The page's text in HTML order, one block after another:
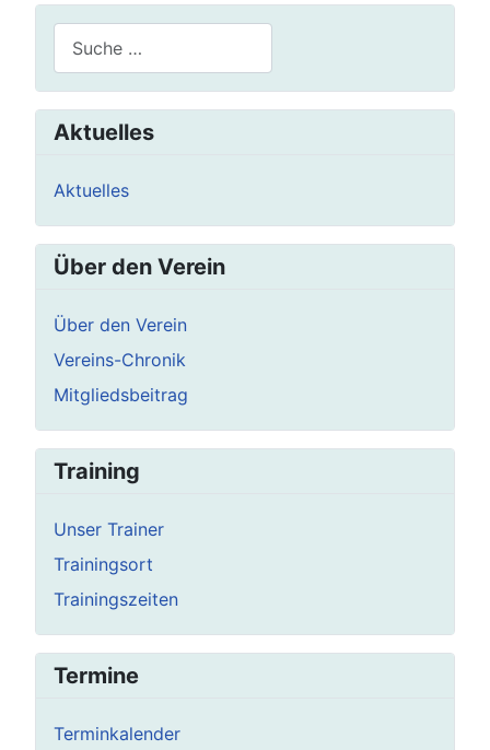
Aktuelles
Aktuelles
Über den Verein
Über den Verein
Vereins-Chronik
Mitgliedsbeitrag
Training
Unser Trainer
Trainingsort
Trainingszeiten
Termine
Terminkalender